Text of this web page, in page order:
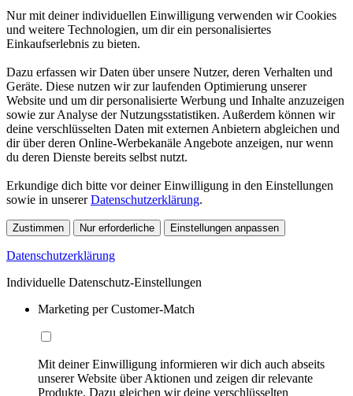
Nur mit deiner individuellen Einwilligung verwenden wir Cookies
und weitere Technologien, um dir ein personalisiertes
Einkaufserlebnis zu bieten.
Dazu erfassen wir Daten über unsere Nutzer, deren Verhalten und
Geräte. Diese nutzen wir zur laufenden Optimierung unserer
Website und um dir personalisierte Werbung und Inhalte anzuzeigen
sowie zur Analyse der Nutzungsstatistiken. Außerdem können wir
deine verschlüsselten Daten mit externen Anbietern abgleichen und
dir über deren Online-Werbekanäle Angebote anzeigen, nur wenn
du deren Dienste bereits selbst nutzt.
Erkundige dich bitte vor deiner Einwilligung in den Einstellungen
sowie in unsererDatenschutzerklärung.
Zustimmen Nur erforderliche Einstellungen anpassen
Datenschutzerklärung
Individuelle Datenschutz-Einstellungen
Marketing per Customer-Match
Mit deiner Einwilligung informieren wir dich auch abseits
unserer Website über Aktionen und zeigen dir relevante
Produkte. Dazu gleichen wir deine verschlüsselten